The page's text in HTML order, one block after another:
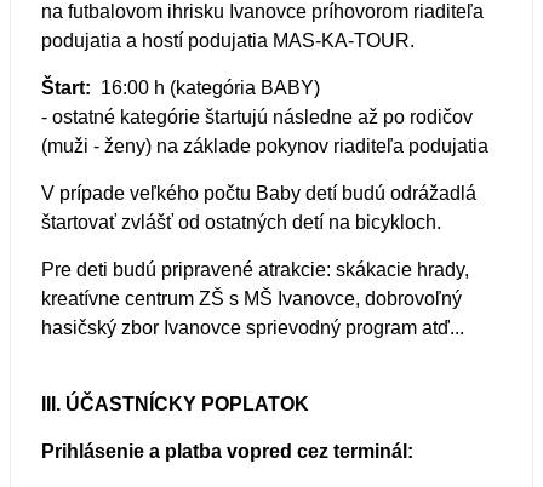
na futbalovom ihrisku Ivanovce príhovorom riaditeľa
podujatia a hostí podujatia MAS-KA-TOUR.
Štart: 16:00 h (kategória BABY)
- ostatné kategórie štartujú následne až po rodičov
(muži - ženy) na základe pokynov riaditeľa podujatia
V prípade veľkého počtu Baby detí budú odrážadlá
štartovať zvlášť od ostatných detí na bicykloch.
Pre deti budú pripravené atrakcie: skákacie hrady,
kreatívne centrum ZŠ s MŠ Ivanovce, dobrovoľný
hasičský zbor Ivanovce sprievodný program atď...
III. ÚČASTNÍCKY POPLATOK
Prihlásenie a platba vopred cez terminál: